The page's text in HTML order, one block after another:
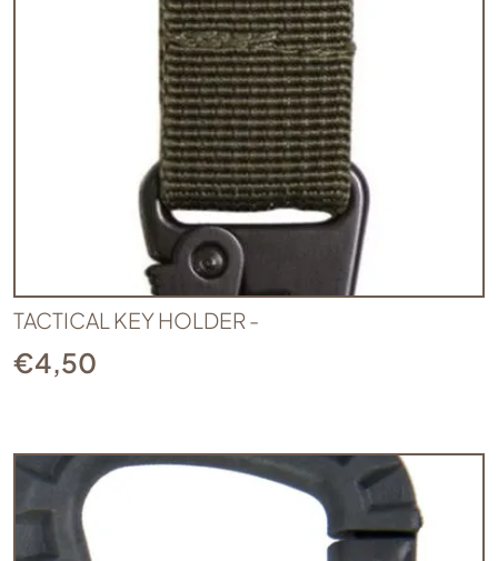
TACTICAL KEY HOLDER -
€4,50